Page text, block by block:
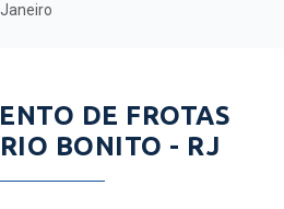
DE FROTAS
BONITO - RJ